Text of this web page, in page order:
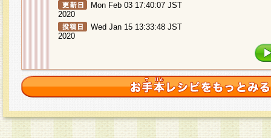
Mon Feb 03 17:40:07 JST
2020
Wed Jan 15 13:33:48 JST
2020